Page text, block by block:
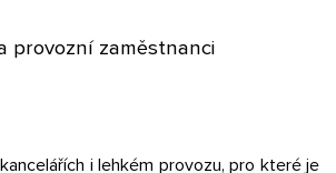
provozní zaměstnanci
i lehkém provozu, pro které je